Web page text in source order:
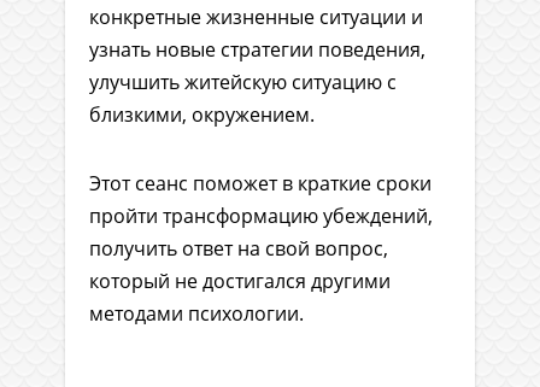
конкретные жизненные ситуации и
узнать новые стратегии поведения,
улучшить житейскую ситуацию с
близкими, окружением.
Этот сеанс поможет в краткие сроки
пройти трансформацию убеждений,
получить ответ на свой вопрос,
который не достигался другими
методами психологии.